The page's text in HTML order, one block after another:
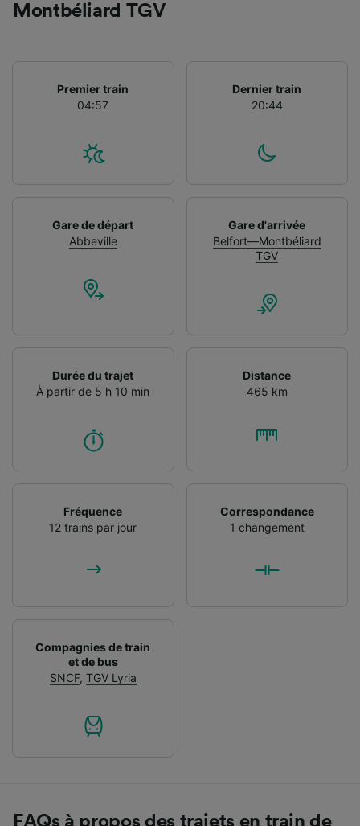
Montbéliard TGV
Premier train
04:57
Dernier train
20:44
Gare de départ
Abbeville
Gare d'arrivée
Belfort—Montbéliard
TGV
Durée du trajet
À partir de 5 h 10 min
Distance
465 km
Fréquence
12 trains par jour
Correspondance
1 changement
Compagnies de train
et de bus
SNCF, TGV Lyria
FAQs à propos des trajets en train de